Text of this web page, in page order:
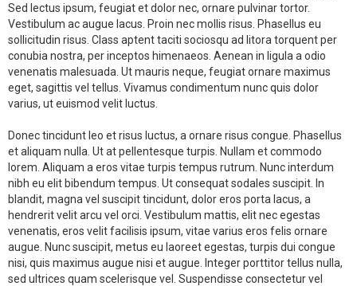
Sed lectus ipsum, feugiat et dolor nec, ornare pulvinar tortor.
Vestibulum ac augue lacus. Proin nec mollis risus. Phasellus eu
sollicitudin risus. Class aptent taciti sociosqu ad litora torquent per
conubia nostra, per inceptos himenaeos. Aenean in ligula a odio
venenatis malesuada. Ut mauris neque, feugiat ornare maximus
eget, sagittis vel tellus. Vivamus condimentum nunc quis dolor
varius, ut euismod velit luctus.
Donec tincidunt leo et risus luctus, a ornare risus congue. Phasellus
et aliquam nulla. Ut at pellentesque turpis. Nullam et commodo
lorem. Aliquam a eros vitae turpis tempus rutrum. Nunc interdum
nibh eu elit bibendum tempus. Ut consequat sodales suscipit. In
blandit, magna vel suscipit tincidunt, dolor eros porta lacus, a
hendrerit velit arcu vel orci. Vestibulum mattis, elit nec egestas
venenatis, eros velit facilisis ipsum, vitae varius eros felis ornare
augue. Nunc suscipit, metus eu laoreet egestas, turpis dui congue
nisi, quis maximus augue nisi et augue. Integer porttitor tellus nulla,
sed ultrices quam scelerisque vel. Suspendisse consectetur vel